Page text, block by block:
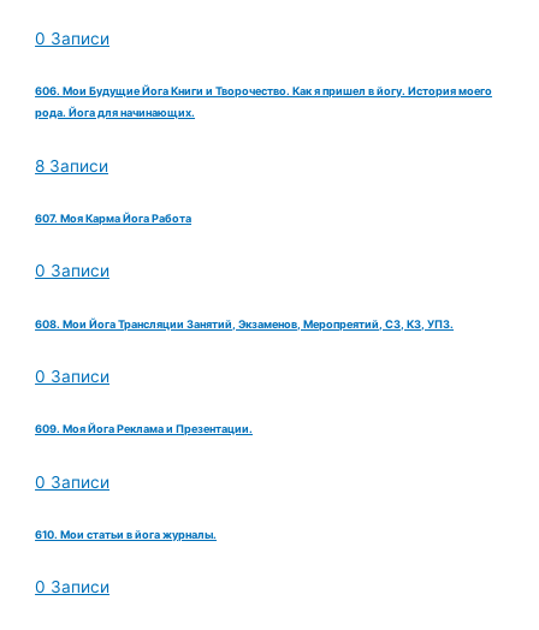
0 Записи
606. Мои Будущие Йога Книги и Творочество. Как я пришел в йогу. История моего
рода. Йога для начинающих.
8 Записи
607. Моя Карма Йога Работа
0 Записи
608. Мои Йога Трансляции Занятий, Экзаменов, Меропреятий, СЗ, КЗ, УПЗ.
0 Записи
609. Моя Йога Реклама и Презентации.
0 Записи
610. Мои статьи в йога журналы.
0 Записи